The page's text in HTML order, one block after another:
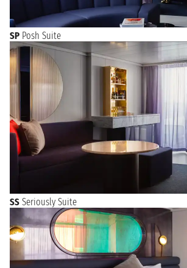
SP Posh Suite
SS Seriously Suite